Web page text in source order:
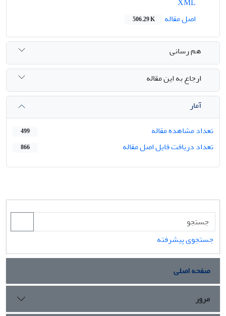
اصل مقاله
506.29 K
هم رسانی
ارجاع به این مقاله
آمار
تعداد مشاهده مقاله
499
تعداد دریافت فایل اصل مقاله 866
جستجوی پیشرفته
صفحه اصلی
مرور